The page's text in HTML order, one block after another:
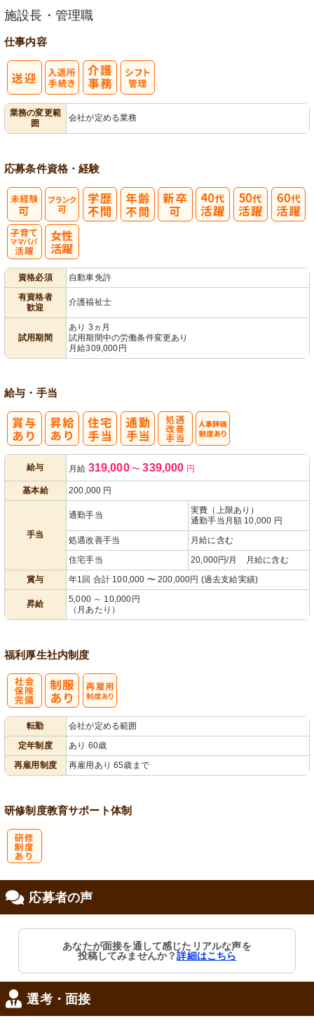
施設長・管理職
仕事内容
業務の変更範
囲
会社が定める業務
応募条件資格・経験
資格必須
自動車免許
有資格者
歓迎
介護福祉士
試用期間
あり 3ヵ月
試用期間中の労働条件変更あり
月給309,000円
給与・手当
給与 月給 319,000 〜 339,000 円
基本給 200,000 円
手当
通勤手当
実費（上限あり）
通勤手当月額 10,000 円
処遇改善手当
月給に含む
住宅手当
20,000円/月 月給に含む
賞与
年1回 合計 100,000 〜 200,000円 (過去支給実績)
昇給
5,000 ～ 10,000円
（月あたり）
福利厚生社内制度
転勤
会社が定める範囲
定年制度
あり 60歳
再雇用制度
再雇用あり 65歳まで
研修制度教育サポート体制
応募者の声
あなたが面接を通して感じたリアルな声を
投稿してみませんか？詳細はこちら
選考・面接